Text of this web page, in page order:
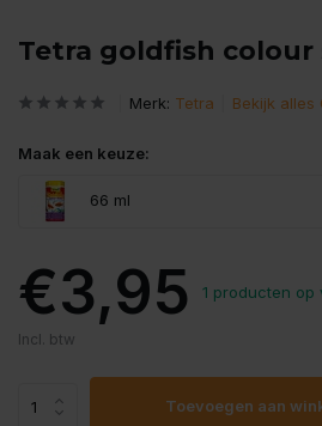
Tetra goldfish colour
Merk: Tetra Bekijk alles
Maak een keuze:
66 ml
€3,95 1 producten op
Incl. btw
Toevoegen aan